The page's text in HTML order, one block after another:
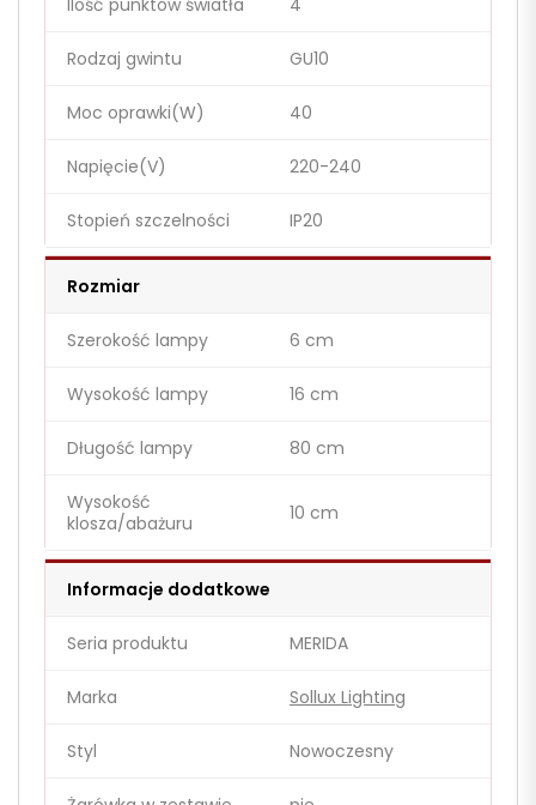
Ilość punktów światła 4
Rodzaj gwintu GU10
Moc oprawki(W) 40
Napięcie(V) 220-240
Stopień szczelności IP20
Rozmiar
Szerokość lampy 6 cm
Wysokość lampy 16 cm
Długość lampy 80 cm
Wysokość
klosza/abażuru
10 cm
Informacje dodatkowe
Seria produktu MERIDA
Marka Sollux Lighting
Styl Nowoczesny